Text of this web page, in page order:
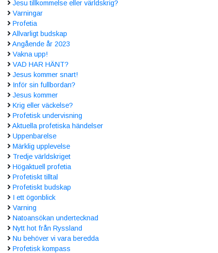
Jesu tillkommelse eller världskrig?
Varningar
Profetia
Allvarligt budskap
Angående år 2023
Vakna upp!
VAD HAR HÄNT?
Jesus kommer snart!
Inför sin fullbordan?
Jesus kommer
Krig eller väckelse?
Profetisk undervisning
Aktuella profetiska händelser
Uppenbarelse
Märklig upplevelse
Tredje världskriget
Högaktuell profetia
Profetiskt tilltal
Profetiskt budskap
I ett ögonblick
Varning
Natoansökan undertecknad
Nytt hot från Ryssland
Nu behöver vi vara beredda
Profetisk kompass